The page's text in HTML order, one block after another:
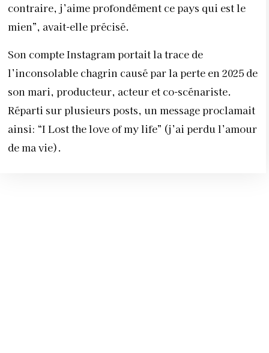
contraire, j’aime profondément ce pays qui est le
mien”, avait-elle précisé.
Son compte Instagram portait la trace de
l’inconsolable chagrin causé par la perte en 2025 de
son mari, producteur, acteur et co-scénariste.
Réparti sur plusieurs posts, un message proclamait
ainsi: “I Lost the love of my life” (j’ai perdu l’amour
de ma vie).